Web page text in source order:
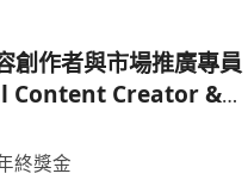
創作者與市場推廣專員
Content Creator &
Specialist)
終獎金